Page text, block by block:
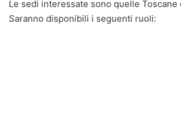
Le sedi interessate sono quelle Toscane
Saranno disponibili i seguenti ruoli: